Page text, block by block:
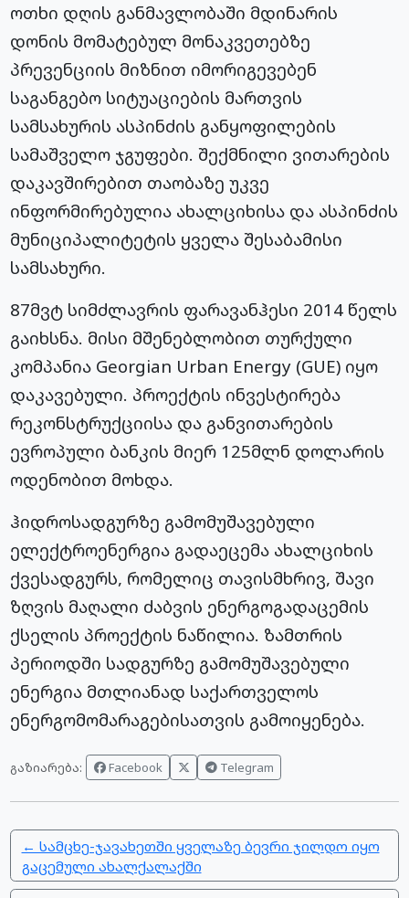
ოთხი დღის განმავლობაში მდინარის
დონის მომატებულ მონაკვეთებზე
პრევენციის მიზნით იმორიგევებენ
საგანგებო სიტუაციების მართვის
სამსახურის ასპინძის განყოფილების
სამაშველო ჯგუფები. შექმნილი ვითარების
დაკავშირებით თაობაზე უკვე
ინფორმირებულია ახალციხისა და ასპინძის
მუნიციპალიტეტის ყველა შესაბამისი
სამსახური.
87მვტ სიმძლავრის ფარავანჰესი 2014 წელს
გაიხსნა. მისი მშენებლობით თურქული
კომპანია Georgian Urban Energy (GUE) იყო
დაკავებული. პროექტის ინვესტირება
რეკონსტრუქციისა და განვითარების
ევროპული ბანკის მიერ 125მლნ დოლარის
ოდენობით მოხდა.
ჰიდროსადგურზე გამომუშავებული
ელექტროენერგია გადაეცემა ახალციხის
ქვესადგურს, რომელიც თავისმხრივ, შავი
ზღვის მაღალი ძაბვის ენერგოგადაცემის
ქსელის პროექტის ნაწილია. ზამთრის
პერიოდში სადგურზე გამომუშავებული
ენერგია მთლიანად საქართველოს
ენერგომომარაგებისათვის გამოიყენება.
გაზიარება: Facebook Telegram
← სამცხე-ჯავახეთში ყველაზე ბევრი ჯილდო იყო
გაცემული ახალქალაქში